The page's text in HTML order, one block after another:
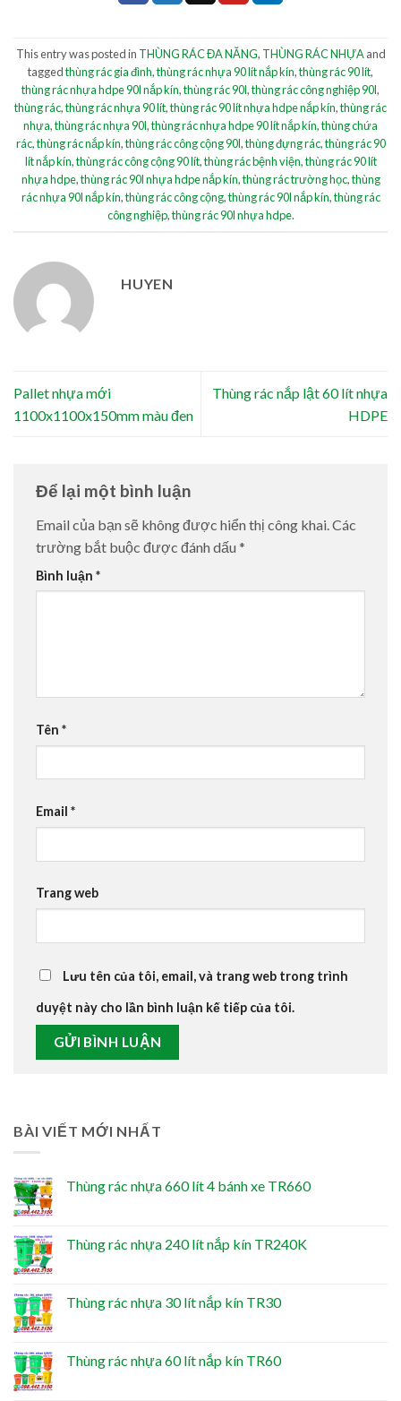
This entry was posted in THÙNG RÁC ĐA NĂNG, THÙNG RÁC NHỰAand
taggedthùng rác gia đình,thùng rác nhựa 90 lít nắp kín,thùng rác 90 lít,
thùng rác nhựa hdpe 90l nắp kín,thùng rác 90l,thùng rác công nghiệp 90l,
thùng rác,thùng rác nhựa 90 lít,thùng rác 90 lít nhựa hdpe nắp kín,thùng rác
nhựa,thùng rác nhựa 90l,thùng rác nhựa hdpe 90 lít nắp kín,thùng chứa
rác,thùng rác nắp kín,thùng rác công cộng 90l,thùng đựng rác,thùng rác 90
lít nắp kín,thùng rác công cộng 90 lít,thùng rác bệnh viện,thùng rác 90 lít
nhựa hdpe,thùng rác 90l nhựa hdpe nắp kín,thùng rác trường học,thùng
rác nhựa 90l nắp kín,thùng rác công cộng,thùng rác 90l nắp kín,thùng rác
công nghiệp,thùng rác 90l nhựa hdpe.
HUYEN
Pallet nhựa mới
1100x1100x150mm màu đen
Thùng rác nắp lật 60 lít nhựa
HDPE
Để lại một bình luận
Email của bạn sẽ không được hiển thị công khai. Các
trường bắt buộc được đánh dấu *
Bình luận *
Tên *
Email *
Trang web
Lưu tên của tôi, email, và trang web trong trình
duyệt này cho lần bình luận kế tiếp của tôi.
BÀI VIẾT MỚI NHẤT
Thùng rác nhựa 660 lít 4 bánh xe TR660
Thùng rác nhựa 240 lít nắp kín TR240K
Thùng rác nhựa 30 lít nắp kín TR30
Thùng rác nhựa 60 lít nắp kín TR60